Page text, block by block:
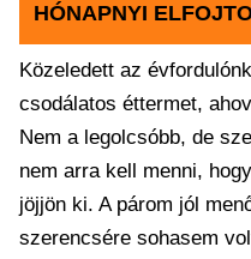
HÓNAPNYI
Közeledett az
csodálatos éttermet,
Nem a legolcsóbb, de
nem arra kell menni,
jöjjön ki. A párom jól
szerencsére sohasem